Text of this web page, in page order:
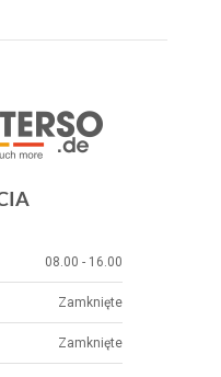
08.00 - 16.00
Zamknięte
Zamknięte